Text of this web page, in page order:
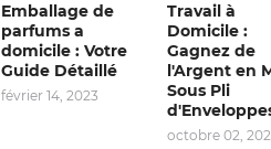
Emballage de
parfums a
domicile : Votre
Guide Détaillé
février 14, 2023
Travail à
Domicile :
Gagnez de
l'Argent en
Sous Pli
octobre 02,